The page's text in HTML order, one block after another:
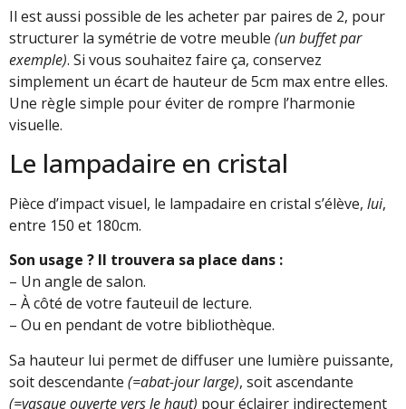
Il est aussi possible de les acheter par paires de 2, pour
structurer la symétrie de votre meuble (un buffet par
exemple). Si vous souhaitez faire ça, conservez
simplement un écart de hauteur de 5cm max entre elles.
Une règle simple pour éviter de rompre l’harmonie
visuelle.
Le lampadaire en cristal
Pièce d’impact visuel, le lampadaire en cristal s’élève, lui,
entre 150 et 180cm.
Son usage ? Il trouvera sa place dans :
– Un angle de salon.
– À côté de votre fauteuil de lecture.
– Ou en pendant de votre bibliothèque.
Sa hauteur lui permet de diffuser une lumière puissante,
soit descendante (=abat-jour large), soit ascendante
(=vasque ouverte vers le haut) pour éclairer indirectement